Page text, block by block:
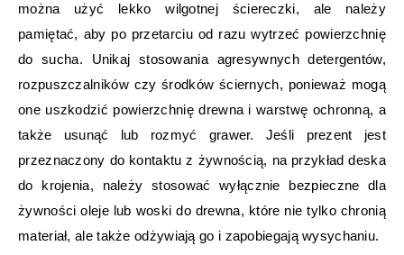
można użyć lekko wilgotnej ściereczki, ale należy
pamiętać, aby po przetarciu od razu wytrzeć powierzchnię
do sucha. Unikaj stosowania agresywnych detergentów,
rozpuszczalników czy środków ściernych, ponieważ mogą
one uszkodzić powierzchnię drewna i warstwę ochronną, a
także usunąć lub rozmyć grawer. Jeśli prezent jest
przeznaczony do kontaktu z żywnością, na przykład deska
do krojenia, należy stosować wyłącznie bezpieczne dla
żywności oleje lub woski do drewna, które nie tylko chronią
materiał, ale także odżywiają go i zapobiegają wysychaniu.